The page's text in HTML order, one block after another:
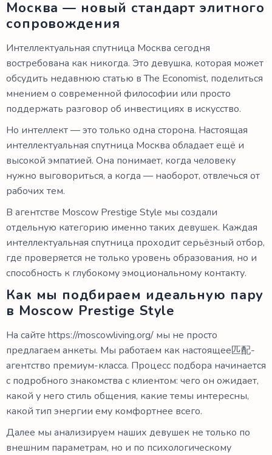
Москва — новый стандарт элитного
сопровождения
Интеллектуальная спутница Москва сегодня
востребована как никогда. Это девушка, которая может
обсудить недавнюю статью в The Economist, поделиться
мнением о современной философии или просто
поддержать разговор об инвестициях в искусство.
Но интеллект — это только одна сторона. Настоящая
интеллектуальная спутница Москва обладает ещё и
высокой эмпатией. Она понимает, когда человеку
нужно выговориться, а когда — наоборот, отвлечься от
рабочих тем.
В агентстве Moscow Prestige Style мы создали
отдельную категорию именно таких девушек. Каждая
интеллектуальная спутница проходит серьёзный отбор,
где проверяется не только уровень образования, но и
способность к глубокому эмоциональному контакту.
Как мы подбираем идеальную пару
в Moscow Prestige Style
На сайте https://moscowliving.org/ мы не просто
предлагаем анкеты. Мы работаем как настоящее匹配-
агентство премиум-класса. Процесс подбора начинается
с подробного знакомства с клиентом: чего он ожидает,
какой у него стиль общения, какие темы интересны,
какой тип энергии ему комфортнее всего.
Далее мы анализируем наших девушек не только по
внешним параметрам, но и по психологическому